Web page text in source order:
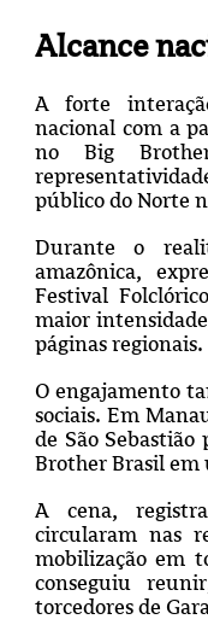
Alcance
A forte
nacional com a
no Big
público do Norte
Durante o
amazônica,
Festival
maior
páginas regionais.
O engajamento
sociais. Em
de São
Brother Brasil em
A cena,
circularam nas
mobilização em
conseguiu
torcedores de